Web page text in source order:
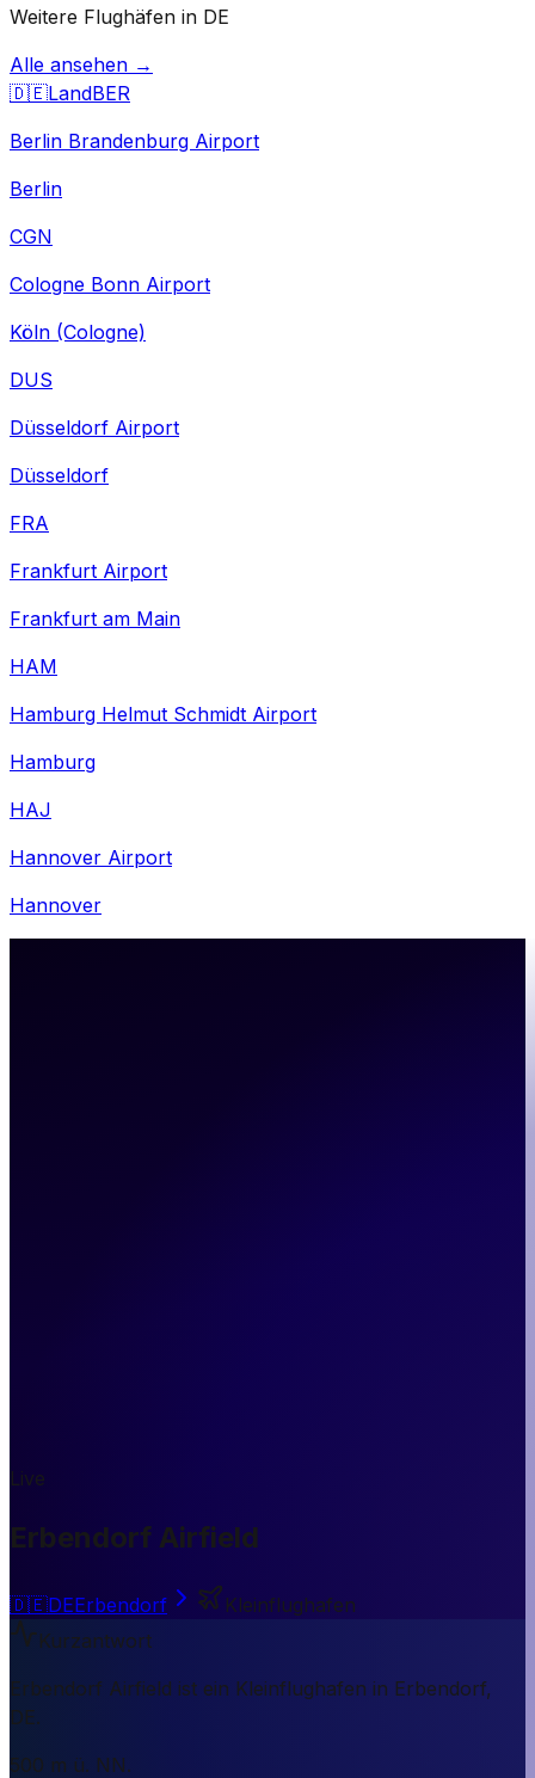
Weitere Flughäfen in DE
Alle ansehen →
🇩🇪LandBER
Berlin Brandenburg Airport
Berlin
CGN
Cologne Bonn Airport
Köln (Cologne)
DUS
Düsseldorf Airport
Düsseldorf
FRA
Frankfurt Airport
Frankfurt am Main
HAM
Hamburg Helmut Schmidt Airport
Hamburg
HAJ
Hannover Airport
Hannover
Live
Erbendorf Airfield
🇩🇪DEErbendorf
Kleinflughafen
Kurzantwort
Erbendorf Airfield ist ein Kleinflughafen in Erbendorf,
DE.
500 m ü. NN.